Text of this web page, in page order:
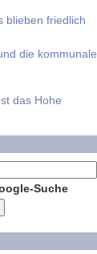
blieben friedlich
die kommunale
das Hohe
Suche